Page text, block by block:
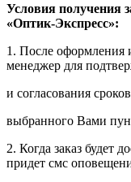
Условия получения
«Оптик-Экспресс»:
1. После оформления
менеджер для
и согласования
выбранного Вами
2. Когда заказ будет
придет смс